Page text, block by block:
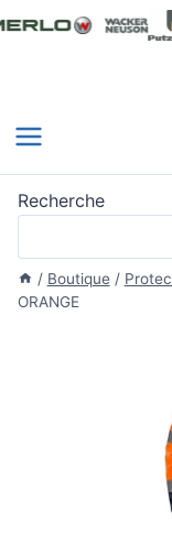
/ Boutique /
ORANGE
Recherche